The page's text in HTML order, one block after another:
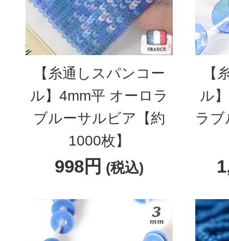
【糸通しスパンコー
ル】4mm平 オーロラ
ブルーサルビア【約
1000枚】
998円 (税込)
【
ル
ラ